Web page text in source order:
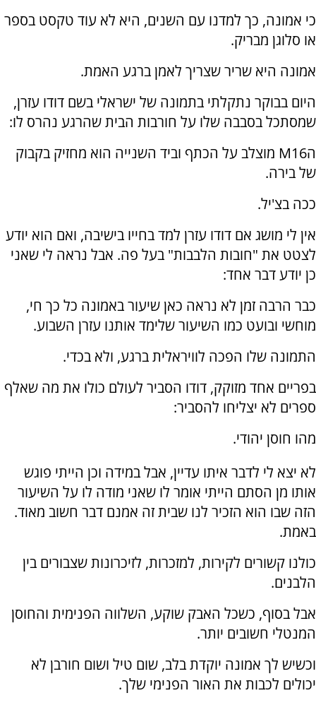
כי אמונה, כך למדנו עם השנים, היא לא עוד טקסט בספר
או סלוגן מבריק.
אמונה היא שריר שצריך לאמן ברגע האמת.
היום בבוקר נתקלתי בתמונה של ישראלי בשם דודו עזרן,
שמסתכל בסבבה שלו על חורבות הבית שהרגע נהרס לו:
הM16 מוצלב על הכתף וביד השנייה הוא מחזיק בקבוק
של בירה.
ככה בצ'יל.
אין לי מושג אם דודו עזרן למד בחייו בישיבה, ואם הוא יודע
לצטט את "חובות הלבבות" בעל פה. אבל נראה לי שאני
כן יודע דבר אחד:
כבר הרבה זמן לא נראה כאן שיעור באמונה כל כך חי,
מוחשי ובועט כמו השיעור שלימד אותנו עזרן השבוע.
התמונה שלו הפכה לוויראלית ברגע, ולא בכדי.
בפריים אחד מזוקק, דודו הסביר לעולם כולו את מה שאלף
ספרים לא יצליחו להסביר:
מהו חוסן יהודי.
לא יצא לי לדבר איתו עדיין, אבל במידה וכן הייתי פוגש
אותו מן הסתם הייתי אומר לו שאני מודה לו על השיעור
הזה שבו הוא הזכיר לנו שבית זה אמנם דבר חשוב מאוד.
באמת.
כולנו קשורים לקירות, למזכרות, לזיכרונות שצבורים בין
הלבנים.
אבל בסוף, כשכל האבק שוקע, השלווה הפנימית והחוסן
המנטלי חשובים יותר.
וכשיש לך אמונה יוקדת בלב, שום טיל ושום חורבן לא
יכולים לכבות את האור הפנימי שלך.